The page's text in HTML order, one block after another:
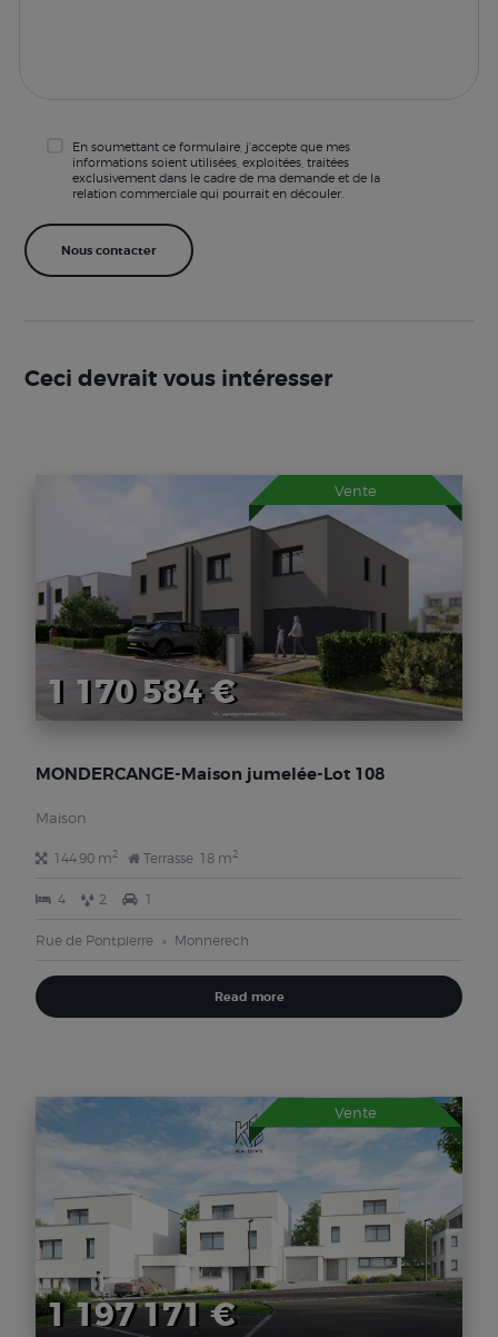
En soumettant ce formulaire, j'accepte que mes
informations soient utilisées, exploitées, traitées
exclusivement dans le cadre de ma demande et de la
relation commerciale qui pourrait en découler.
Ceci devrait vous intéresser
Vente
1 170 584 €
MONDERCANGE-Maison jumelée-Lot 108
Maison
144,90 m2 Terrasse 18 m2
4 2 1
Rue de Pontpierre Monnerech
Read more
Vente
1 197 171 €